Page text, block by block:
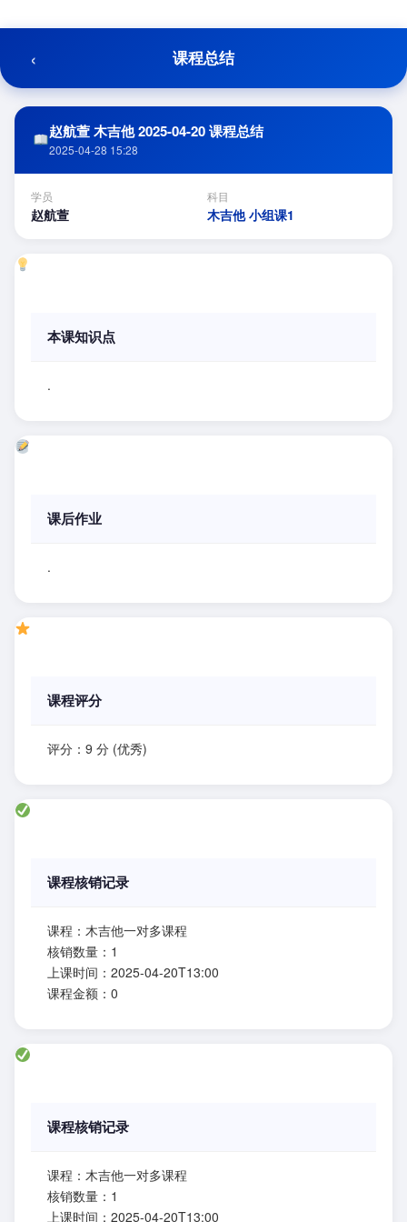
至
容
‹ 课程总结
赵航萱 木吉他 2025-04-20 课程总结
2025-04-28 15:28
学员
赵航萱
科目
木吉他 小组课1
本课知识点
.
课后作业
.
课程评分
评分：9 分 (优秀)
课程核销记录
课程：木吉他一对多课程
核销数量：1
上课时间：2025-04-20T13:00
课程金额：0
课程核销记录
课程：木吉他一对多课程
核销数量：1
上课时间：2025-04-20T13:00